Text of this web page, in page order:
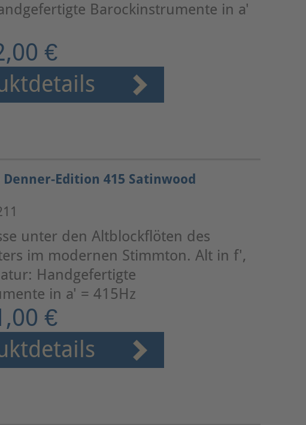
Barockinstrumente in a'
€
Edition 415 Satinwood
unter den Altblockflöten des
im modernen Stimmton. Alt in f',
Handgefertigte
in a' = 415Hz
€